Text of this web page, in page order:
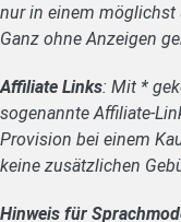
nur in einem möglichst
Ganz ohne Anzeigen
Affiliate Links: Mit *
sogenannte Affiliate-
Provision bei einem
keine zusätzlichen
Hinweis für